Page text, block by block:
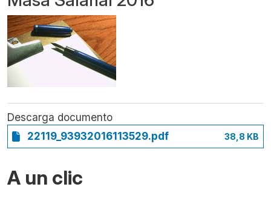
Descarga documento
22119_93932016113529.pdf
38,8 KB
A un clic